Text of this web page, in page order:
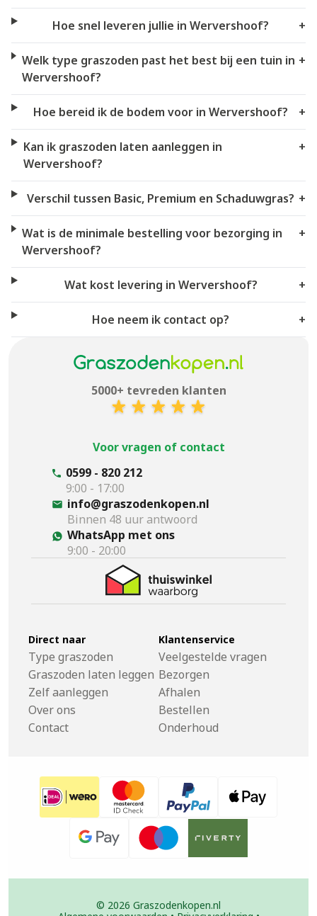
Hoe snel leveren jullie in Wervershoof? +
Welk type graszoden past het best bij een tuin in
Wervershoof?
+
Hoe bereid ik de bodem voor in Wervershoof? +
Kan ik graszoden laten aanleggen in
Wervershoof?
+
Verschil tussen Basic, Premium en Schaduwgras? +
Wat is de minimale bestelling voor bezorging in
Wervershoof?
+
Wat kost levering in Wervershoof? +
Hoe neem ik contact op? +
5000+ tevreden klanten
Voor vragen of contact
0599 - 820 212
9:00 - 17:00
info@graszodenkopen.nl
Binnen 48 uur antwoord
WhatsApp met ons
9:00 - 20:00
Direct naar
Type graszoden
Graszoden laten leggen
Zelf aanleggen
Over ons
Contact
Klantenservice
Veelgestelde vragen
Bezorgen
Afhalen
Bestellen
Onderhoud
© 2026 Graszodenkopen.nl